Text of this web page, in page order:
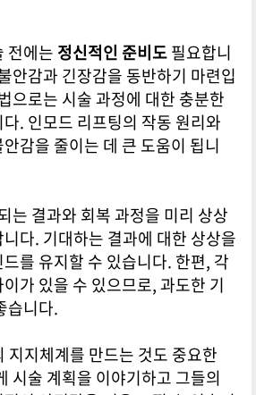
전에는 정신적인 준비도필요합니
안감과 긴장감을 동반하기 마련입
으로는 시술 과정에 대한 충분한
. 인모드 리프팅의 작동 원리와
감을 줄이는 데 큰 도움이 됩니
는 결과와 회복 과정을 미리 상상
다. 기대하는 결과에 대한 상상을
를 유지할 수 있습니다. 한편, 각
가 있을 수 있으므로, 과도한 기
습니다.
지지체계를 만드는 것도 중요한
시술 계획을 이야기하고 그들의